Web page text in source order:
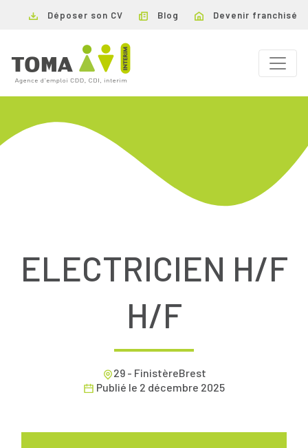
Déposer son CV Blog Devenir franchisé
ELECTRICIEN H/F
H/F
29 - FinistèreBrest
Publié le 2 décembre 2025